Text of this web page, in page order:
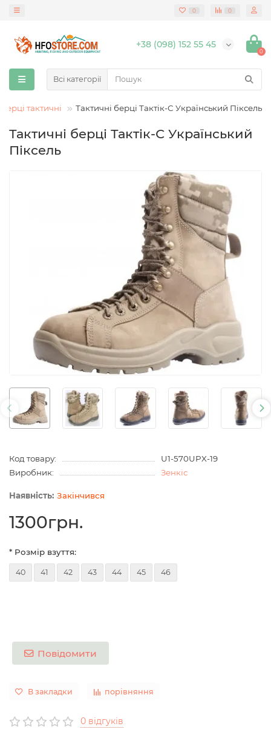
0 0
+38 (098) 152 55 45
0
Всі категорії
Берці тактичні Тактичні берці Тактік-С Український Піксель
Тактичні берці Тактік-С Український
Піксель
Код товару:
U1-570UPX-19
Виробник:
Зенкіс
Закінчився
1300грн.
* Розмір взуття:
40 41 42 43 44 45 46
Повідомити
В закладки порівняння
0 відгуків